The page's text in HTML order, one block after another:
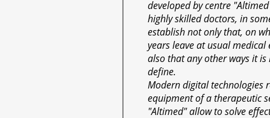
developed by centre
highly skilled doctors, in
establish not only that, on
years leave at usual
also that any other ways it
define.
Modern digital technologies
equipment of a therapeutic
"Altimed" allow to solve